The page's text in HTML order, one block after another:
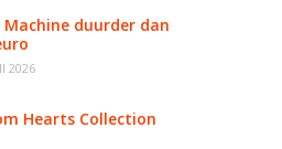
Machine duurder dan
2026
Hearts Collection